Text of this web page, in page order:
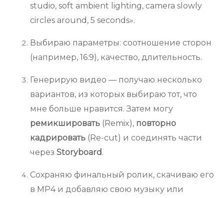
studio, soft ambient lighting, camera slowly
circles around, 5 seconds».
Выбираю параметры: соотношение сторон
(например, 16:9), качество, длительность.
Генерирую видео — получаю несколько
вариантов, из которых выбираю тот, что
мне больше нравится. Затем могу
ремикшировать (Remix), повторно
кадрировать (Re-cut) и соединять части
через Storyboard.
Сохраняю финальный ролик, скачиваю его
в MP4 и добавляю свою музыку или